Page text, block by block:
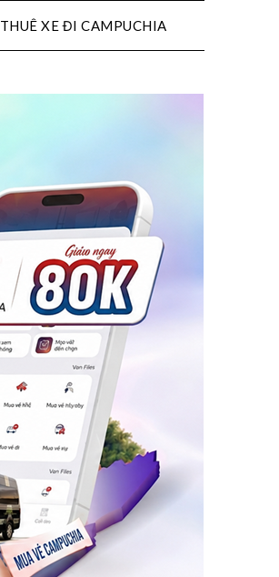
THUÊ XE ĐI CAMPUCHIA